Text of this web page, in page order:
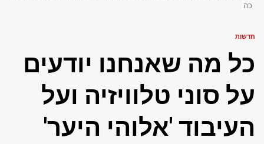
כה
חדשות
כל מה שאנחנו יודעים
על סוני טלוויזיה ועל
העיבוד 'אלוהי היער'